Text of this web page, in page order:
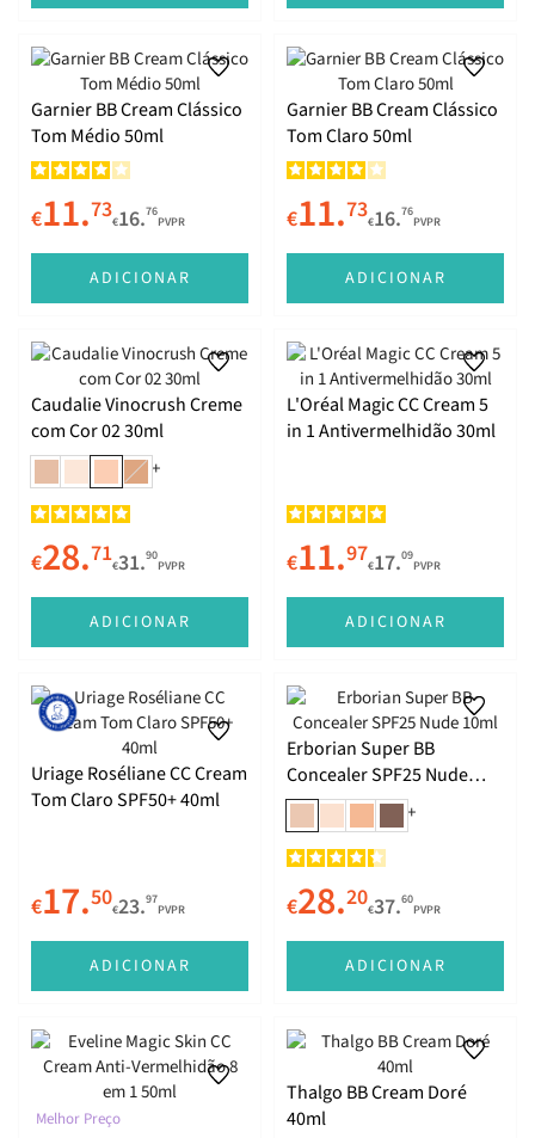
Garnier BB Cream Clássico
Tom Médio 50ml
€11.73€16.76
PVPR
ADICIONAR
Garnier BB Cream Clássico
Tom Claro 50ml
€11.73€16.76
PVPR
ADICIONAR
Caudalie Vinocrush Creme
com Cor 02 30ml
+
€28.71€31.90
PVPR
ADICIONAR
L'Oréal Magic CC Cream 5
in 1 Antivermelhidão 30ml
€11.97€17.09
PVPR
ADICIONAR
Uriage Roséliane CC Cream
Tom Claro SPF50+ 40ml
€17.50€23.97
PVPR
ADICIONAR
Erborian Super BB
Concealer SPF25 Nude
10ml
+
€28.20€37.60
PVPR
ADICIONAR
Melhor Preço
Thalgo BB Cream Doré
40ml